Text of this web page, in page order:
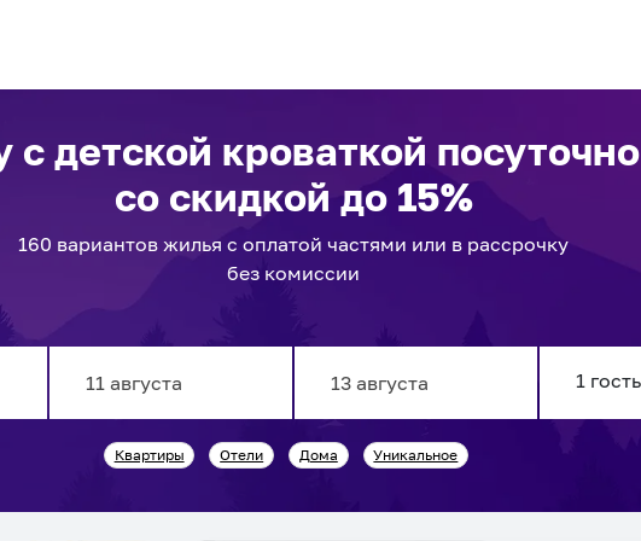
с детской кроваткой посуточно
со скидкой до 15%
160 вариантов жилья с оплатой частями или в рассрочку
без комиссии
forward
interact
backward
interact
Квартиры Отели Дома Уникальное